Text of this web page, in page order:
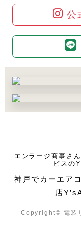
公
エンラージ商事さ
ビスの
神戸でカーエア
店
Copyright© 電装